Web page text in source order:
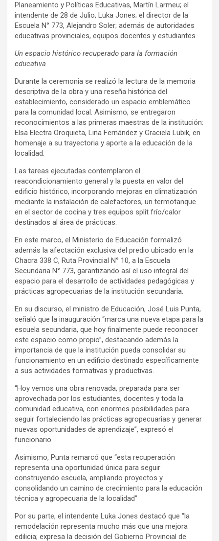
Planeamiento y Políticas Educativas, Martín Larmeu; el
intendente de 28 de Julio, Luka Jones; el director de la
Escuela N° 773, Alejandro Soler; además de autoridades
educativas provinciales, equipos docentes y estudiantes.
Un espacio histórico recuperado para la formación
educativa
Durante la ceremonia se realizó la lectura de la memoria
descriptiva de la obra y una reseña histórica del
establecimiento, considerado un espacio emblemático
para la comunidad local. Asimismo, se entregaron
reconocimientos a las primeras maestras de la institución:
Elsa Electra Oroquieta, Lina Fernández y Graciela Lubik, en
homenaje a su trayectoria y aporte a la educación de la
localidad.
Las tareas ejecutadas contemplaron el
reacondicionamiento general y la puesta en valor del
edificio histórico, incorporando mejoras en climatización
mediante la instalación de calefactores, un termotanque
en el sector de cocina y tres equipos split frío/calor
destinados al área de prácticas.
En este marco, el Ministerio de Educación formalizó
además la afectación exclusiva del predio ubicado en la
Chacra 338 C, Ruta Provincial N° 10, a la Escuela
Secundaria N° 773, garantizando así el uso integral del
espacio para el desarrollo de actividades pedagógicas y
prácticas agropecuarias de la institución secundaria.
En su discurso, el ministro de Educación, José Luis Punta,
señaló que la inauguración “marca una nueva etapa para la
escuela secundaria, que hoy finalmente puede reconocer
este espacio como propio”, destacando además la
importancia de que la institución pueda consolidar su
funcionamiento en un edificio destinado específicamente
a sus actividades formativas y productivas.
“Hoy vemos una obra renovada, preparada para ser
aprovechada por los estudiantes, docentes y toda la
comunidad educativa, con enormes posibilidades para
seguir fortaleciendo las prácticas agropecuarias y generar
nuevas oportunidades de aprendizaje”, expresó el
funcionario.
Asimismo, Punta remarcó que “esta recuperación
representa una oportunidad única para seguir
construyendo escuela, ampliando proyectos y
consolidando un camino de crecimiento para la educación
técnica y agropecuaria de la localidad”
Por su parte, el intendente Luka Jones destacó que “la
remodelación representa mucho más que una mejora
edilicia; expresa la decisión del Gobierno Provincial de